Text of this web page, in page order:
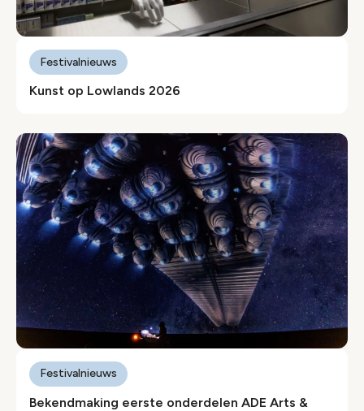
Kunst op Lowlands 2026
Festivalnieuws
Bekendmaking eerste onderdelen ADE Arts &
Festivalnieuws